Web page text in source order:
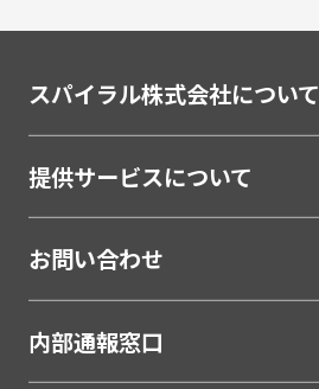
スパイラル株式会社について
提供サービスについて
お問い合わせ
内部通報窓口